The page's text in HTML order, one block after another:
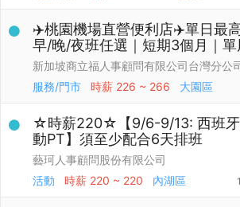
✈️桃園機場直營便利店✈️單日最高
早/晚/夜班任選｜短期3個月｜單
新加坡商立福人事顧問有限公司台灣分公
服務/門市
時薪 226 ~ 266 大園區
☆時薪220☆【9/6-9/13: 西班牙
動PT】須至少配合6天排班
藝珂人事顧問股份有限公司
活動
時薪 220 ~ 220 內湖區